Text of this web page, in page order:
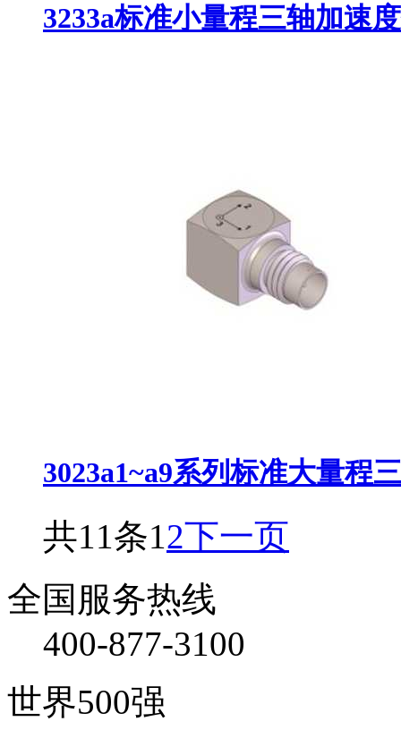
3233a标准小量程三轴加速
3023a1~a9系列标准大量程
共11条12下一页
全国服务热线
400-877-3100
世界500强